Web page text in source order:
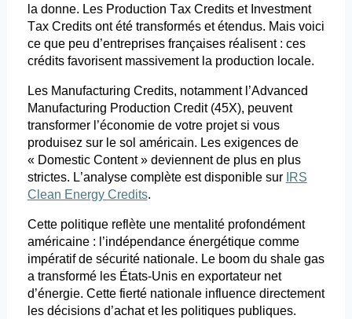
la donne. Les Production Tax Creditset Investment
Tax Creditsont été transformés et étendus. Mais voici
ce que peu d’entreprises françaises réalisent : ces
crédits favorisent massivement la production locale.
Les Manufacturing Credits, notamment l’Advanced
Manufacturing Production Credit(45X), peuvent
transformer l’économie de votre projet si vous
produisez sur le sol américain. Les exigences de
« Domestic Content » deviennent de plus en plus
strictes. L’analyse complète est disponible sur IRS
Clean Energy Credits.
Cette politique reflète une mentalité profondément
américaine : l’indépendance énergétique comme
impératif de sécurité nationale. Le boom du shale gas
a transformé les États-Unis en exportateur net
d’énergie. Cette fierté nationale influence directement
les décisions d’achat et les politiques publiques.